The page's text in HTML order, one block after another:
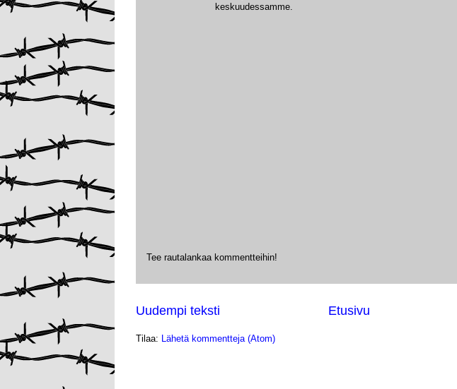
keskuudessamme.
Tee rautalankaa kommentteihin!
Uudempi teksti Etusivu
Tilaa: Lähetä kommentteja (Atom)